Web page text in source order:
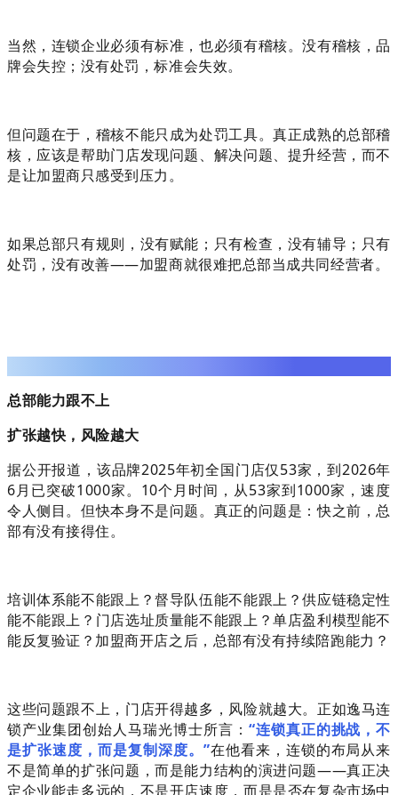
当然，连锁企业必须有标准，也必须有稽核。没有稽核，品
牌会失控；没有处罚，标准会失效。
但问题在于，稽核不能只成为处罚工具。真正成熟的总部稽
核，应该是帮助门店发现问题、解决问题、提升经营，而不
是让加盟商只感受到压力。
如果总部只有规则，没有赋能；只有检查，没有辅导；只有
处罚，没有改善——加盟商就很难把总部当成共同经营者。
总部能力跟不上
扩张越快，风险越大
据公开报道，该品牌2025年初全国门店仅53家，到2026年
6月已突破1000家。10个月时间，从53家到1000家，速度
令人侧目。但快本身不是问题。真正的问题是：快之前，总
部有没有接得住。
培训体系能不能跟上？督导队伍能不能跟上？供应链稳定性
能不能跟上？门店选址质量能不能跟上？单店盈利模型能不
能反复验证？加盟商开店之后，总部有没有持续陪跑能力？
这些问题跟不上，门店开得越多，风险就越大。正如逸马连
锁产业集团创始人马瑞光博士所言： “连锁真正的挑战，不
是扩张速度，而是复制深度。”在他看来，连锁的布局从来
不是简单的扩张问题，而是能力结构的演进问题——真正决
定企业能走多远的，不是开店速度，而是是否在复杂市场中